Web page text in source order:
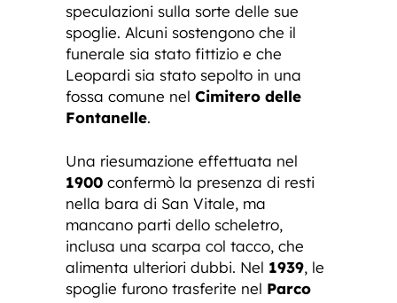
speculazioni sulla sorte delle sue
spoglie. Alcuni sostengono che il
funerale sia stato fittizio e che
Leopardi sia stato sepolto in una
fossa comune nel Cimitero delle
Fontanelle.
Una riesumazione effettuata nel
1900 confermò la presenza di resti
nella bara di San Vitale, ma
mancano parti dello scheletro,
inclusa una scarpa col tacco, che
alimenta ulteriori dubbi. Nel 1939, le
spoglie furono trasferite nel Parco